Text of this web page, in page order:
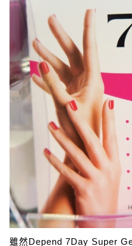
雖然Depend 7Day Super